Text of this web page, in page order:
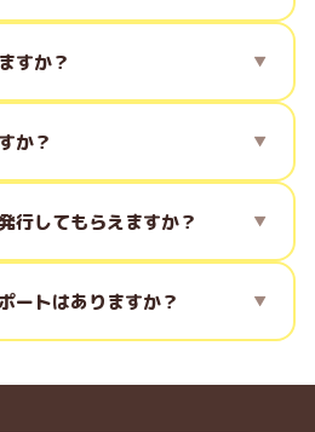
すか？
か？
行してもらえますか？
ートはありますか？